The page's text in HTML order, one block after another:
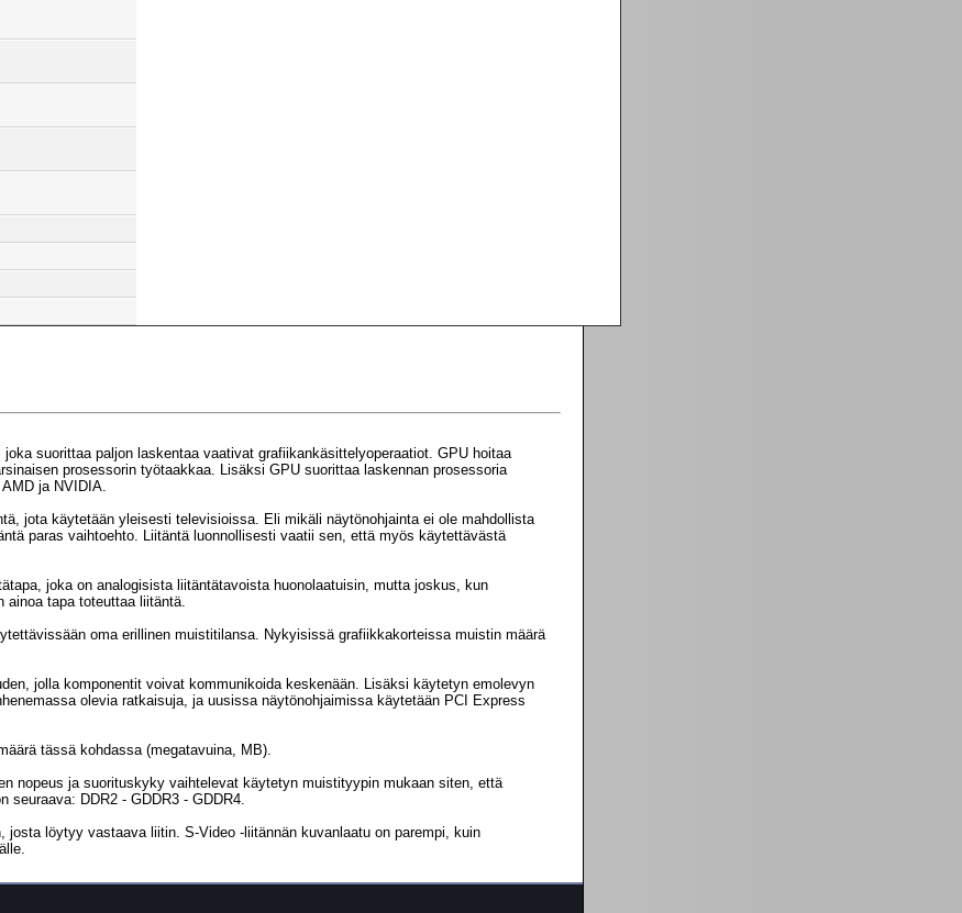
suorittaa paljon laskentaa vaativat grafiikankäsittelyoperaatiot. GPU hoitaa
prosessorin työtaakkaa. Lisäksi GPU suorittaa laskennan prosessoria
ja NVIDIA.
jota käytetään yleisesti televisioissa. Eli mikäli näytönohjainta ei ole mahdollista
paras vaihtoehto. Liitäntä luonnollisesti vaatii sen, että myös käytettävästä
joka on analogisista liitäntätavoista huonolaatuisin, mutta joskus, kun
ainoa tapa toteuttaa liitäntä.
oma erillinen muistitilansa. Nykyisissä grafiikkakorteissa muistin määrä
jolla komponentit voivat kommunikoida keskenään. Lisäksi käytetyn emolevyn
olevia ratkaisuja, ja uusissa näytönohjaimissa käytetään PCI Express
tässä kohdassa (megatavuina, MB).
nopeus ja suorituskyky vaihtelevat käytetyn muistityypin mukaan siten, että
seuraava: DDR2 - GDDR3 - GDDR4.
löytyy vastaava liitin. S-Video -liitännän kuvanlaatu on parempi, kuin